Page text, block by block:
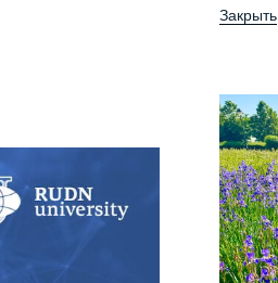
Закрыть